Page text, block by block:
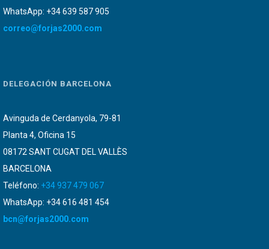
WhatsApp: +34 639 587 905
correo@forjas2000.com
DELEGACIÓN BARCELONA
Avinguda de Cerdanyola, 79-81
Planta 4, Oficina 15
08172 SANT CUGAT DEL VALLÈS
BARCELONA
Teléfono: +34 937 479 067
WhatsApp: +34 616 481 454
bcn@forjas2000.com